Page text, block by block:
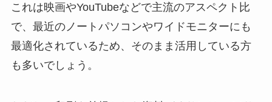
これは映画やYouTubeなどで主流のアスペクト比
で、最近のノートパソコンやワイドモニターにも
最適化されているため、そのまま活用している方
も多いでしょう。